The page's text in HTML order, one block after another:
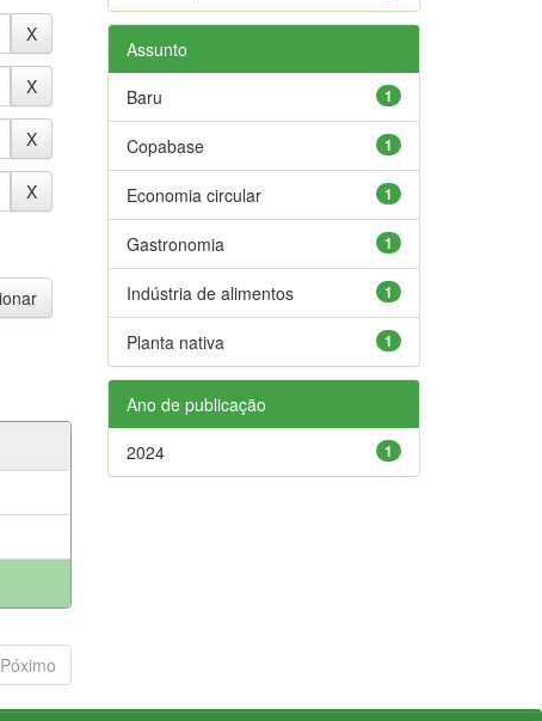
Póximo
Assunto
1
Baru
1
Copabase
1
Economia circular
1
Gastronomia
1
Indústria de alimentos
1
Planta nativa
Ano de publicação
1
2024